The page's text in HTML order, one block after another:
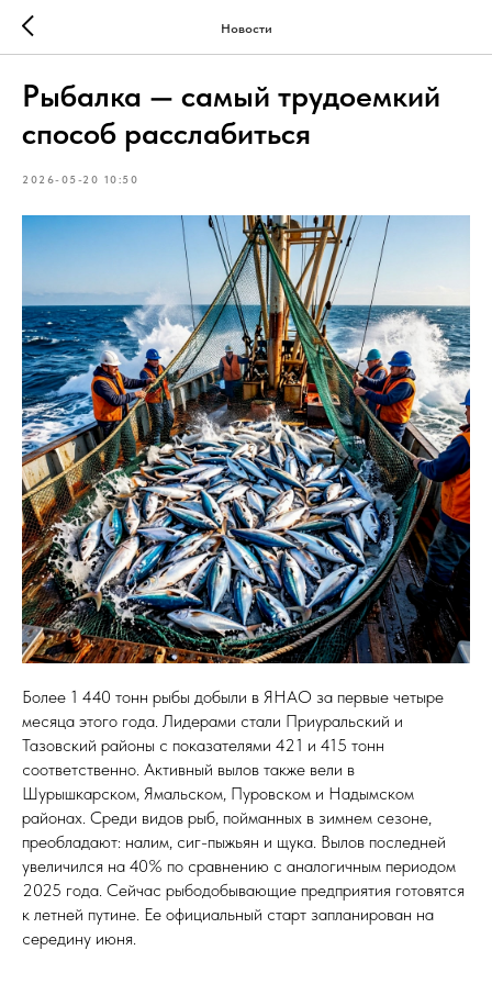
Новости
Рыбалка — самый трудоемкий
способ расслабиться
2026-05-20 10:50
Более 1 440 тонн рыбы добыли в ЯНАО за первые четыре
месяца этого года. Лидерами стали Приуральский и
Тазовский районы с показателями 421 и 415 тонн
соответственно. Активный вылов также вели в
Шурышкарском, Ямальском, Пуровском и Надымском
районах. Среди видов рыб, пойманных в зимнем сезоне,
преобладают: налим, сиг-пыжьян и щука. Вылов последней
увеличился на 40% по сравнению с аналогичным периодом
2025 года. Сейчас рыбодобывающие предприятия готовятся
к летней путине. Ее официальный старт запланирован на
середину июня.